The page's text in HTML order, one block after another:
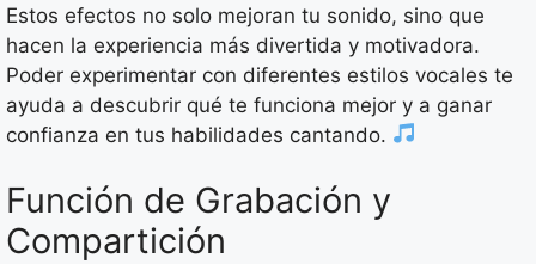
Estos efectos no solo mejoran tu sonido, sino que
hacen la experiencia más divertida y motivadora.
Poder experimentar con diferentes estilos vocales te
ayuda a descubrir qué te funciona mejor y a ganar
confianza en tus habilidades cantando.
Función de Grabación y
Compartición